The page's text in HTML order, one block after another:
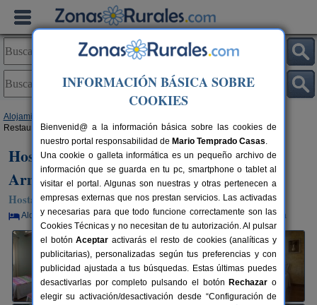
Alojamientos
Restaurante Salinas de Armalla
Hostal Rural Restaurante Salinas de
Armalla
Hostal Rural en Tierzo (Guadalajara)
Alquiler por habitaciones 30+2 plazas 154 km de Guadalajara
INFORMACIÓN BÁSICA SOBRE
COOKIES
Bienvenid@ a la información básica sobre las cookies de
nuestro portal responsabilidad de Mario Temprado Casas.
Una cookie o galleta informática es un pequeño archivo de
información que se guarda en tu pc, smartphone o tablet al
visitar el portal. Algunas son nuestras y otras pertenecen a
empresas externas que nos prestan servicios. Las activadas
y necesarias para que todo funcione correctamente son las
Cookies Técnicas y no necesitan de tu autorización. Al pulsar
el botónAceptar activarás el resto de cookies (analíticas y
publicitarias), personalizadas según tus preferencias y con
publicidad ajustada a tus búsquedas. Estas últimas puedes
desactivarlas por completo pulsando el botón Rechazar o
elegir su activación/desactivación desde “Configuración de